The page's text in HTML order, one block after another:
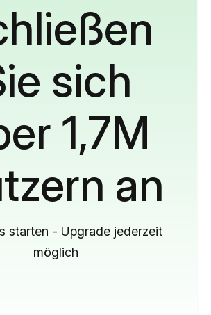
sich
1,7M
an
starten - Upgrade jederzeit
möglich